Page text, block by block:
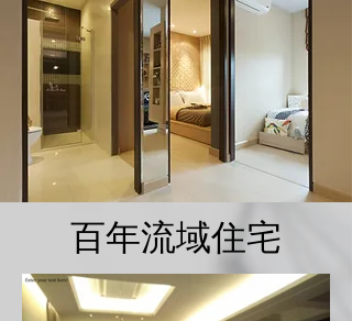
百年流域住宅